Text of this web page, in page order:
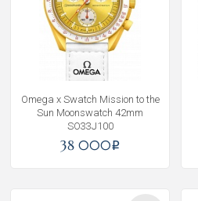
Omega x Swatch Mission to the
Sun Moonswatch 42mm
SO33J100
38 000i